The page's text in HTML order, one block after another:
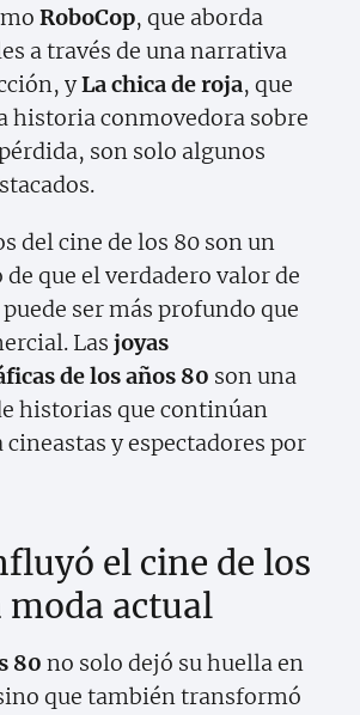
RoboCop, que aborda
a través de una narrativa
yLa chica de roja, que
historia conmovedora sobre
son solo algunos
del cine de los 80 son un
que el verdadero valor de
ser más profundo que
Las joyas
de los años 80 son una
historias que continúan
y espectadores por
el cine de los
moda actual
80 no solo dejó su huella en
que también transformó